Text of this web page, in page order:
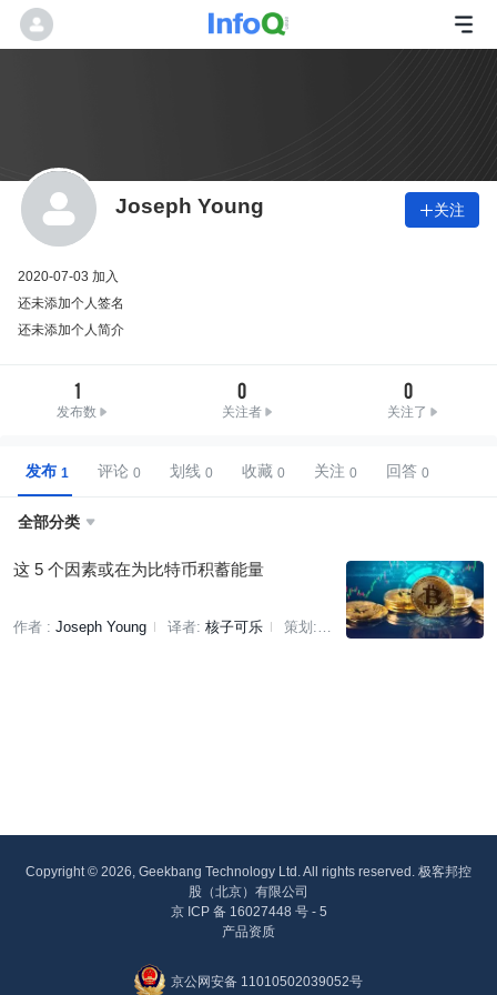
Joseph Young 关注
2020-07-03 加入
还未添加个人签名
还未添加个人简介
1
发布数
0
关注者
0
关注了
发布 评论 划线 收藏 关注 回答
全部分类 
这 5 个因素或在为比特币积蓄能量
作者 : Joseph Young 译者: 核子可乐
策划:
Copyright © 2026, Geekbang Technology Ltd. All rights reserved. 极客邦控
股（北京）有限公司
京 ICP 备 16027448 号 - 5
产品资质
京公网安备 11010502039052号